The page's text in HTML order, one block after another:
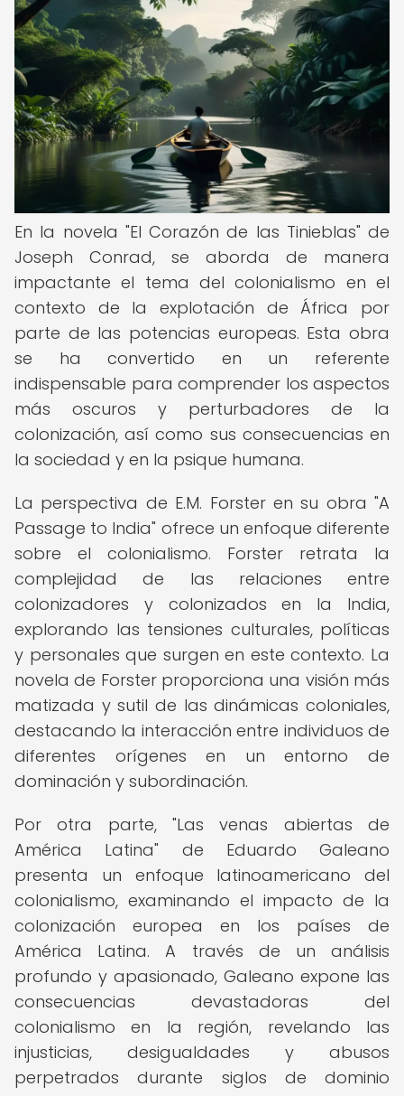
En la novela "El Corazón de las Tinieblas" de
Joseph Conrad, se aborda de manera
impactante el tema del colonialismo en el
contexto de la explotación de África por
parte de las potencias europeas. Esta obra
se ha convertido en un referente
indispensable para comprender los aspectos
más oscuros y perturbadores de la
colonización, así como sus consecuencias en
la sociedad y en la psique humana.
La perspectiva de E.M. Forster en su obra "A
Passage to India" ofrece un enfoque diferente
sobre el colonialismo. Forster retrata la
complejidad de las relaciones entre
colonizadores y colonizados en la India,
explorando las tensiones culturales, políticas
y personales que surgen en este contexto. La
novela de Forster proporciona una visión más
matizada y sutil de las dinámicas coloniales,
destacando la interacción entre individuos de
diferentes orígenes en un entorno de
dominación y subordinación.
Por otra parte, "Las venas abiertas de
América Latina" de Eduardo Galeano
presenta un enfoque latinoamericano del
colonialismo, examinando el impacto de la
colonización europea en los países de
América Latina. A través de un análisis
profundo y apasionado, Galeano expone las
consecuencias devastadoras del
colonialismo en la región, revelando las
injusticias, desigualdades y abusos
perpetrados durante siglos de dominio